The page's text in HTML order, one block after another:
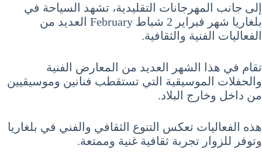
إلى جانب المهرجانات التقليدية، تشهد السياحة في
بلغاريا شهر فبراير 2 شباط February العديد من
الفعاليات الفنية والثقافية.
تقام في هذا الشهر العديد من المعارض الفنية
والحفلات الموسيقية التي تستقطب فنانين وموسيقيين
من داخل وخارج البلاد.
هذه الفعاليات تعكس التنوع الثقافي والفني في بلغاريا
وتوفر للزوار تجربة ثقافية غنية وممتعة.